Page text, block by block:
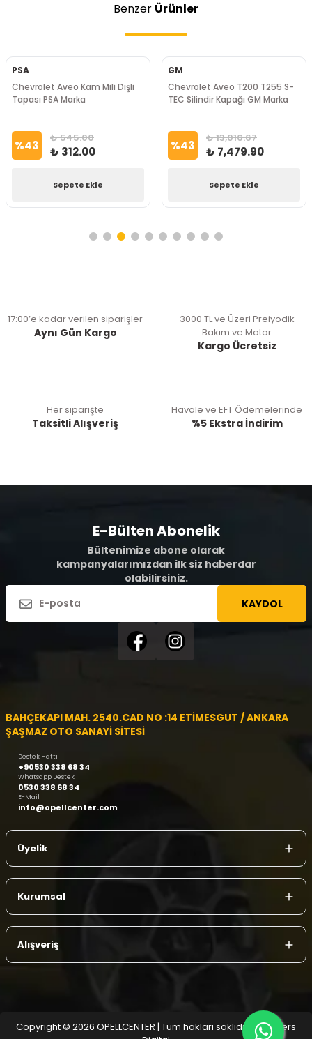
Benzer Ürünler
PSA
Chevrolet Aveo Kam Mili Dişli
Tapası PSA Marka
%43 ₺ 545.00
₺ 312.00
Sepete Ekle
GM
Chevrolet Aveo T200 T255 S-
TEC Silindir Kapağı GM Marka
%43 ₺ 13,016.67
₺ 7,479.90
Sepete Ekle
17:00’e kadar verilen siparişler
Aynı Gün Kargo
3000 TL ve Üzeri Preiyodik
Bakım ve Motor
Kargo Ücretsiz
Her siparişte
Taksitli Alışveriş
Havale ve EFT Ödemelerinde
%5 Ekstra İndirim
E-Bülten Abonelik
Bültenimize abone olarak
kampanyalarımızdan ilk siz haberdar
olabilirsiniz.
KAYDOL
BAHÇEKAPI MAH. 2540.CAD NO :14 ETİMESGUT / ANKARA
ŞAŞMAZ OTO SANAYİ SİTESİ
Destek Hattı
+90530 338 68 34
Whatsapp Destek
0530 338 68 34
E-Mail
info@opellcenter.com
Üyelik
Kurumsal
Alışveriş
Copyright © 2026 OPELLCENTER | Tüm hakları saklıdır.
| Reliefers